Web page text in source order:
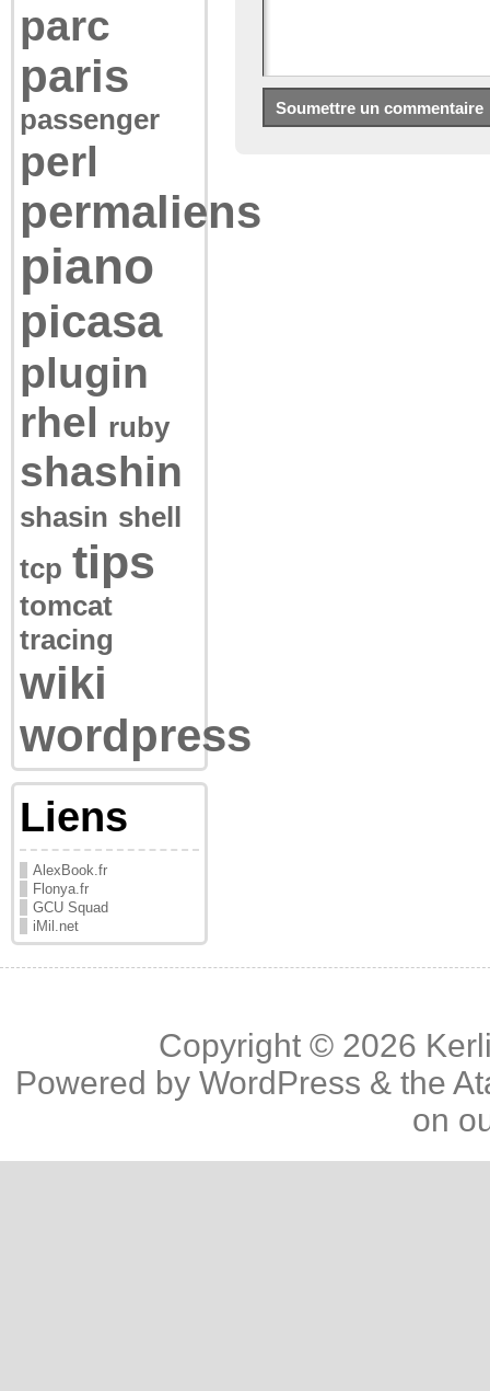
parc
paris
passenger
perl
permaliens
piano
picasa
plugin
rhel ruby
shashin
shasin shell
tcp tips
tomcat
tracing
wiki
wordpress
Liens
AlexBook.fr
Flonya.fr
GCU Squad
iMil.net
Copyright © 2026
Powered by WordPress & the
on